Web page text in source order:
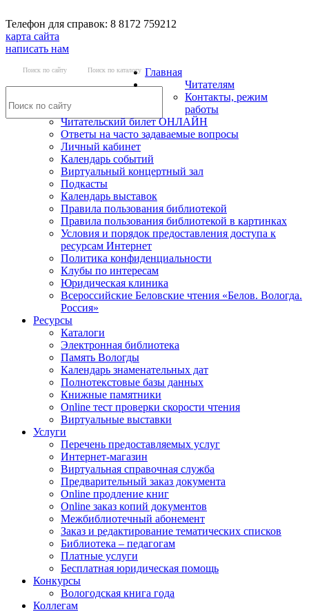
Телефон для справок: 8 8172 759212
карта сайта
написать нам
Поиск по сайту Поиск по каталогу Главная
Читателям
Контакты, режим
работы
Читательский билет ОНЛАЙН
Ответы на часто задаваемые вопросы
Личный кабинет
Календарь событий
Виртуальный концертный зал
Подкасты
Календарь выставок
Правила пользования библиотекой
Правила пользования библиотекой в картинках
Условия и порядок предоставления доступа к
ресурсам Интернет
Политика конфиденциальности
Клубы по интересам
Юридическая клиника
Всероссийские Беловские чтения «Белов. Вологда.
Россия»
Ресурсы
Каталоги
Электронная библиотека
Память Вологды
Календарь знаменательных дат
Полнотекстовые базы данных
Книжные памятники
Online тест проверки скорости чтения
Виртуальные выставки
Услуги
Перечень предоставляемых услуг
Интернет-магазин
Виртуальная справочная служба
Предварительный заказ документа
Online продление книг
Online заказ копий документов
Межбиблиотечный абонемент
Заказ и редактирование тематических списков
Библиотека – педагогам
Платные услуги
Бесплатная юридическая помощь
Конкурсы
Вологодская книга года
Коллегам